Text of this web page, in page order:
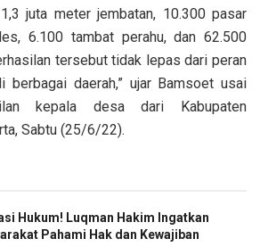
juta meter jembatan, 10.300 pasar
6.100 tambat perahu, dan 62.500
tersebut tidak lepas dari peran
berbagai daerah,” ujar Bamsoet usai
kepala desa dari Kabupaten
Sabtu (25/6/22).
Hukum! Luqman Hakim Ingatkan
Pahami Hak dan Kewajiban